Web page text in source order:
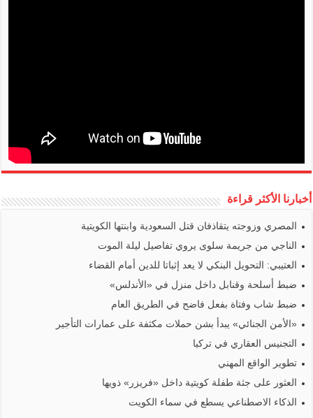
أخبارنا الأكثر قراءة
المصري وزوجته يتقاذفان قتل السعودية وابنتها الكويتية
الناجي من جريمة سلوى يروي تفاصيل ليلة الموت
العتيبي: التحويل البنكي لا يعد إثباتا للدين أمام القضاء
ضبط أسلحة وقنابل داخل منزل في «الأندلس»
ضبط شاب وفتاة بفعل فاضح في الطريق العام
«الأمن الجنائي» يبدأ بشن حملات مكثفة على عمارات التأجير
التجنيس العقاري في تركيا
تطوير الواقع المهني
العثور على جثة طفلة كويتية داخل «فريزر» ذويها
الذكاء الاصطناعي يسطع في سماء الكويت